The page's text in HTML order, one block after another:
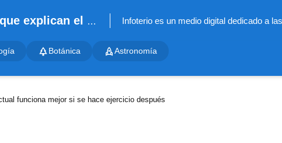
Infoterio - Noticias científicas que explican el mundo
Botánica Astronomía
funciona mejor si se hace ejercicio después